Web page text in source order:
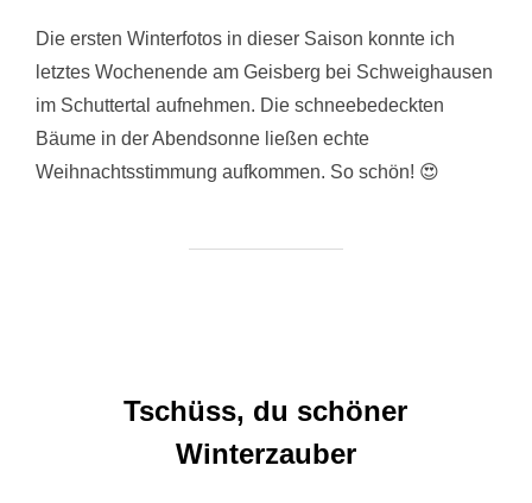
Die ersten Winterfotos in dieser Saison konnte ich
letztes Wochenende am Geisberg bei Schweighausen
im Schuttertal aufnehmen. Die schneebedeckten
Bäume in der Abendsonne ließen echte
Weihnachtsstimmung aufkommen. So schön! 😍
Tschüss, du schöner
Winterzauber